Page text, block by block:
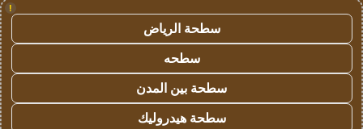
!
سطحة الرياض
سطحه
سطحة بين المدن
سطحة هيدروليك